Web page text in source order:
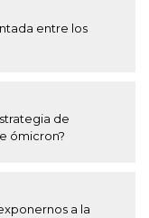
entre los
de
ómicron?
a la